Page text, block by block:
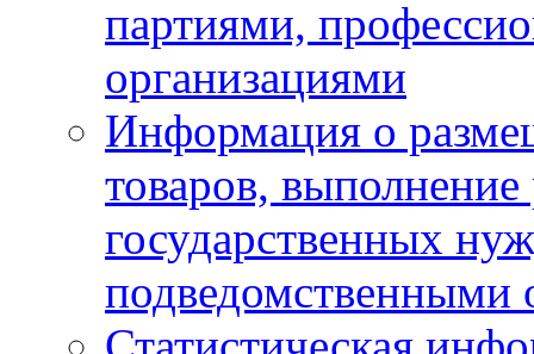
партиями,
организациями
Информация о
товаров, выполнение
государственных
подведомственными